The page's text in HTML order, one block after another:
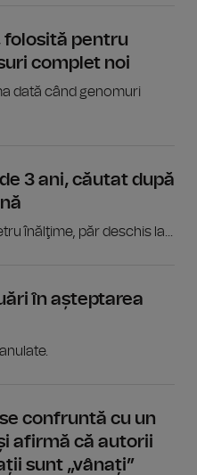
folosită pentru
complet noi
dată când genomuri
3 ani, căutat după
înălţime, păr deschis la...
în așteptarea
confruntă cu un
afirmă că autorii
sunt „vânați”